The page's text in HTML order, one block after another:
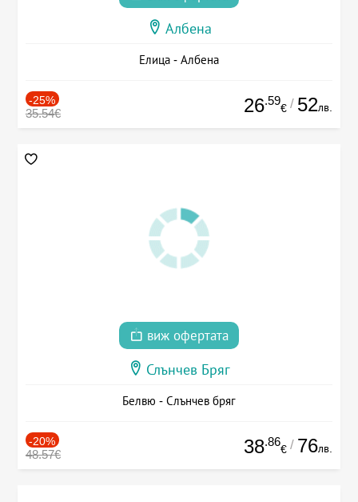
Албена
Елица - Албена
-25%
35.54€ 26.59
€ / 52лв.
виж офертата
Слънчев Бряг
Белвю - Слънчев бряг
-20%
48.57€ 38.86
€ / 76лв.